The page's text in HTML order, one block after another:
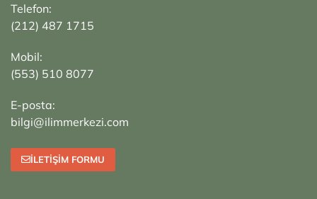
Telefon:
(212) 487 1715
Mobil:
(553) 510 8077
E-posta:
bilgi@ilimmerkezi.com
İLETIŞIM FORMU